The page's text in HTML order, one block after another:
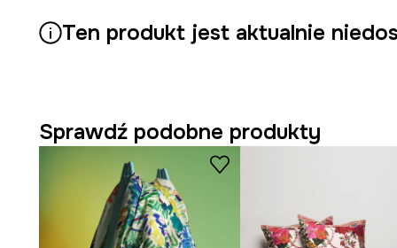
Ten produkt jest aktualnie
Sprawdź podobne produkty